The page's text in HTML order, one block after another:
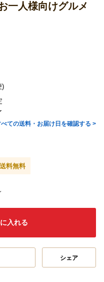
一人様向けグルメ
)
ての送料・お届け日を確認する >
送料無料
入れる
シェア